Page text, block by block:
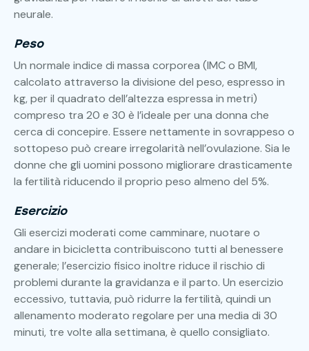
neurale.
Peso
Un normale indice di massa corporea (IMC o BMI,
calcolato attraverso la divisione del peso, espresso in
kg, per il quadrato dell’altezza espressa in metri)
compreso tra 20 e 30 è l’ideale per una donna che
cerca di concepire. Essere nettamente in sovrappeso o
sottopeso può creare irregolarità nell’ovulazione. Sia le
donne che gli uomini possono migliorare drasticamente
la fertilità riducendo il proprio peso almeno del 5%.
Esercizio
Gli esercizi moderati come camminare, nuotare o
andare in bicicletta contribuiscono tutti al benessere
generale; l’esercizio fisico inoltre riduce il rischio di
problemi durante la gravidanza e il parto. Un esercizio
eccessivo, tuttavia, può ridurre la fertilità, quindi un
allenamento moderato regolare per una media di 30
minuti, tre volte alla settimana, è quello consigliato.